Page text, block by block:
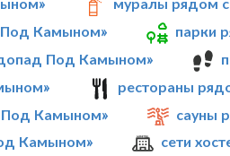
Под Камыном»
парки
Под Камыном»
рестораны
Камыном»
сауны
Камыном»
сети